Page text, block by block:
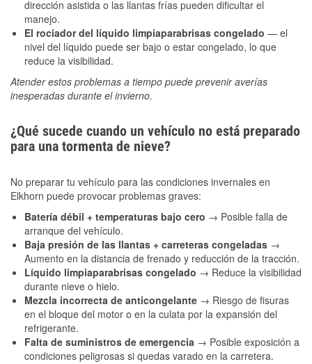
dirección asistida o las llantas frías pueden dificultar el
manejo.
El rociador del líquido limpiaparabrisas congelado — el
nivel del líquido puede ser bajo o estar congelado, lo que
reduce la visibilidad.
Atender estos problemas a tiempo puede prevenir averías
inesperadas durante el invierno.
¿Qué sucede cuando un vehículo no está preparado
para una tormenta de nieve?
No preparar tu vehículo para las condiciones invernales en
Elkhorn puede provocar problemas graves:
Batería débil + temperaturas bajo cero → Posible falla de
arranque del vehículo.
Baja presión de las llantas + carreteras congeladas →
Aumento en la distancia de frenado y reducción de la tracción.
Líquido limpiaparabrisas congelado → Reduce la visibilidad
durante nieve o hielo.
Mezcla incorrecta de anticongelante → Riesgo de fisuras
en el bloque del motor o en la culata por la expansión del
refrigerante.
Falta de suministros de emergencia → Posible exposición a
condiciones peligrosas si quedas varado en la carretera.